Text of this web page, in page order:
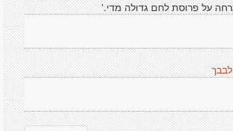
על פרוסת לחם גדולה מדי.'